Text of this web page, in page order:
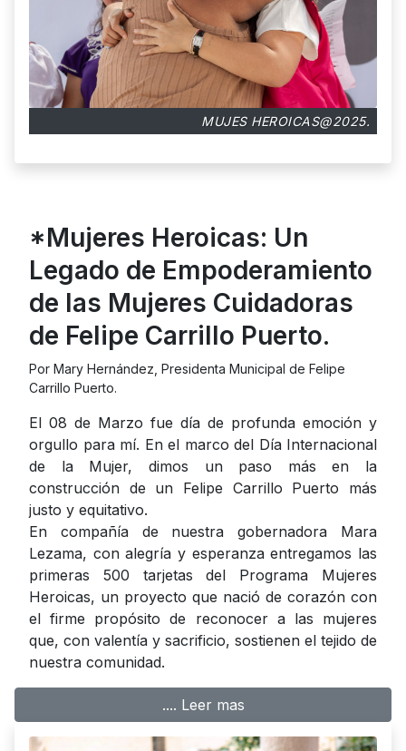
MUJES HEROICAS@2025.
*Mujeres Heroicas: Un
Legado de Empoderamiento
de las Mujeres Cuidadoras
de Felipe Carrillo Puerto.
Por Mary Hernández, Presidenta Municipal de Felipe
Carrillo Puerto.
El 08 de Marzo fue día de profunda emoción y
orgullo para mí. En el marco del Día Internacional
de la Mujer, dimos un paso más en la
construcción de un Felipe Carrillo Puerto más
justo y equitativo.
En compañía de nuestra gobernadora Mara
Lezama, con alegría y esperanza entregamos las
primeras 500 tarjetas del Programa Mujeres
Heroicas, un proyecto que nació de corazón con
el firme propósito de reconocer a las mujeres
que, con valentía y sacrificio, sostienen el tejido de
nuestra comunidad.
.... Leer mas